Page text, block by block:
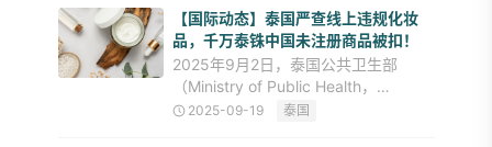
GDA（每日指导摄入量）标签与营养信
息框的视觉一致性，以确保
【国际动态】泰国严查线上违规化妆
品，千万泰铢中国未注册商品被扣！
2025年9月2日，泰国公共卫生部
（Ministry of Public Health，
MOPH）联合泰国食品药品监督管理局
2025-09-19 泰国